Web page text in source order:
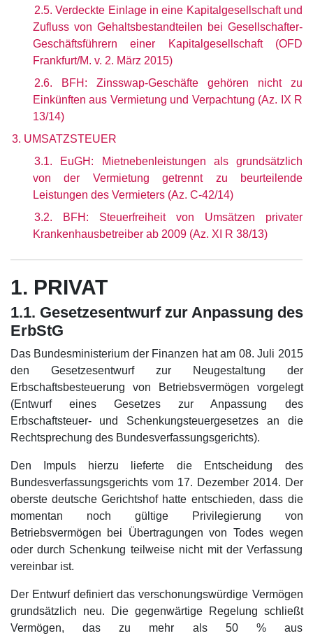
2.5. Verdeckte Einlage in eine Kapitalgesellschaft und
Zufluss von Gehaltsbestandteilen bei Gesellschafter-
Geschäftsführern einer Kapitalgesellschaft (OFD
Frankfurt/M. v. 2. März 2015)
2.6. BFH: Zinsswap-Geschäfte gehören nicht zu
Einkünften aus Vermietung und Verpachtung (Az. IX R
13/14)
3. UMSATZSTEUER
3.1. EuGH: Mietnebenleistungen als grundsätzlich
von der Vermietung getrennt zu beurteilende
Leistungen des Vermieters (Az. C-42/14)
3.2. BFH: Steuerfreiheit von Umsätzen privater
Krankenhausbetreiber ab 2009 (Az. XI R 38/13)
1. PRIVAT
1.1. Gesetzesentwurf zur Anpassung des
ErbStG
Das Bundesministerium der Finanzen hat am 08. Juli 2015
den Gesetzesentwurf zur Neugestaltung der
Erbschaftsbesteuerung von Betriebsvermögen vorgelegt
(Entwurf eines Gesetzes zur Anpassung des
Erbschaftsteuer- und Schenkungsteuergesetzes an die
Rechtsprechung des Bundesverfassungsgerichts).
Den Impuls hierzu lieferte die Entscheidung des
Bundesverfassungsgerichts vom 17. Dezember 2014. Der
oberste deutsche Gerichtshof hatte entschieden, dass die
momentan noch gültige Privilegierung von
Betriebsvermögen bei Übertragungen von Todes wegen
oder durch Schenkung teilweise nicht mit der Verfassung
vereinbar ist.
Der Entwurf definiert das verschonungswürdige Vermögen
grundsätzlich neu. Die gegenwärtige Regelung schließt
Vermögen, das zu mehr als 50 % aus